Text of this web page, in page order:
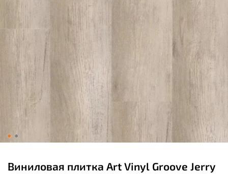
Виниловая плитка Art Vinyl Groove Jerry